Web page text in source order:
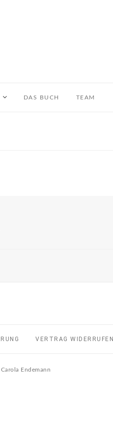
DAS BUCH TEAM
VERTRAG WIDERRUFEN
Endemann